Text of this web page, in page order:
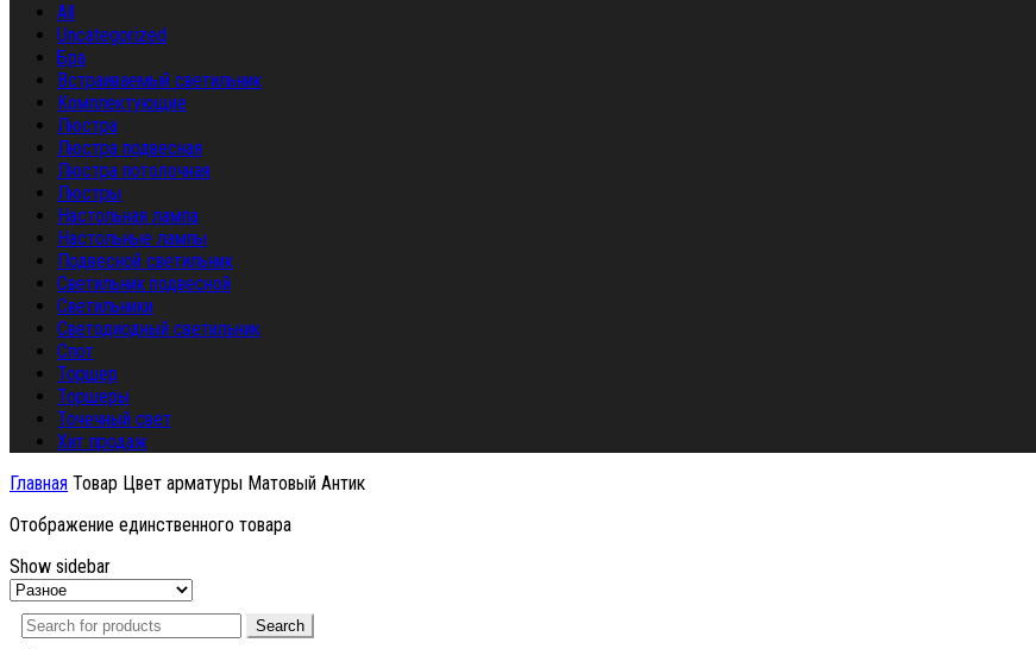
All
Uncategorized
Бра
Встраиваемый светильник
Комплектующие
Люстра
Люстра подвесная
Люстра потолочная
Люстры
Настольная лампа
Настольные лампы
Подвесной светильник
Светильник подвесной
Светильники
Светодиодный светильник
Спот
Торшер
Торшеры
Точечный свет
Хит продаж
Главная Товар Цвет арматуры Матовый Антик
Отображение единственного товара
Show sidebar
Search